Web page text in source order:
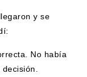
y se
No había